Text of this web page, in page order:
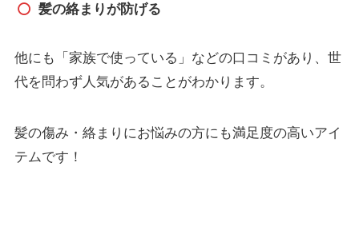
髪の絡まりが防げる
他にも「家族で使っている」などの口コミがあり、世
代を問わず人気があることがわかります。
髪の傷み・絡まりにお悩みの方にも満足度の高いアイ
テムです！